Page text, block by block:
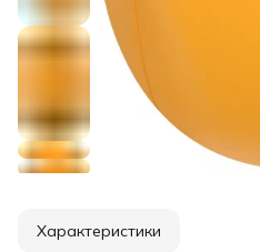
Характеристики